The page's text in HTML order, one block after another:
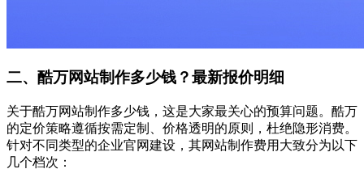
二、酷万网站制作多少钱？最新报价明细
关于酷万网站制作多少钱，这是大家最关心的预算问题。酷万
的定价策略遵循按需定制、价格透明的原则，杜绝隐形消费。
针对不同类型的企业官网建设，其网站制作费用大致分为以下
几个档次：